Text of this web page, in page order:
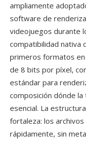
ampliamente
software de
videojuegos durante
compatibilidad nativa
primeros formatos
de 8 bits por píxel,
estándar para
composición dónde
esencial. La
fortaleza: los archivos
rápidamente, sin